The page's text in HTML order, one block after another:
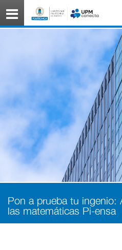
Menú
Pon a prueba tu ingenio:
las matemáticas Pi-ensa